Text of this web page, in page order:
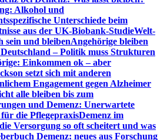
Alkohol und
Unterschiede beim
aus der UK-Biobank-StudieWelt-
sein und bleibenAngehörige bleiben
– Politik muss Strukturen
Einkommen ok – aber
setzt sich mit anderen
Engagement gegen Alzheimer
alle bleiben bis zum
und Demenz: Unerwartete
die PflegepraxisDemenz im
Versorgung so oft scheitert und was
Demenz: neues aus Forschung